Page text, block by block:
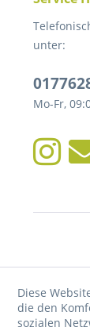
unter:
Mo-Fr,
Diese
die den
sozialen